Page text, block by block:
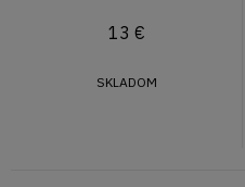
13 €
SKLADOM